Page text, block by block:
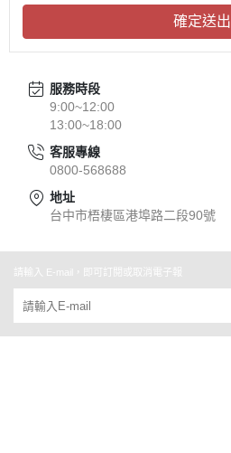
確定送出
服務時段
9:00~12:00
13:00~18:00
客服專線
0800-568688
地址
台中市梧棲區港埠路二段90號
請輸入 E-mail，即可訂閱或取消電子報